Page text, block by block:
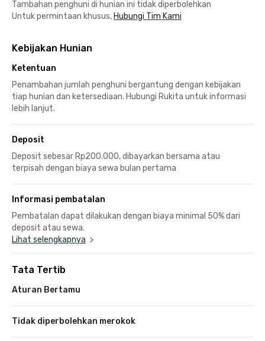
Tambahan penghuni di hunian ini tidak diperbolehkan
Untuk permintaan khusus, Hubungi Tim Kami
Kebijakan Hunian
Ketentuan
Penambahan jumlah penghuni bergantung dengan kebijakan
tiap hunian dan ketersediaan. Hubungi Rukita untuk informasi
lebih lanjut.
Deposit
Deposit sebesar Rp200.000, dibayarkan bersama atau
terpisah dengan biaya sewa bulan pertama
Informasi pembatalan
Pembatalan dapat dilakukan dengan biaya minimal 50% dari
deposit atau sewa.
Lihat selengkapnya
Tata Tertib
Aturan Bertamu
Tidak diperbolehkan merokok